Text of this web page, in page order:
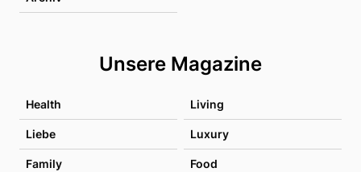
Unsere Magazine
Health Living
Liebe Luxury
Family Food